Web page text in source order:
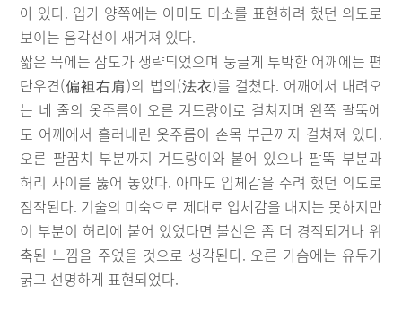
아 있다. 입가 양쪽에는 아마도 미소를 표현하려 했던 의도로
보이는 음각선이 새겨져 있다.
짧은 목에는 삼도가 생략되었으며 둥글게 투박한 어깨에는 편
단우견(偏袒右肩)의 법의(法衣)를 걸쳤다. 어깨에서 내려오
는 네 줄의 옷주름이 오른 겨드랑이로 걸쳐지며 왼쪽 팔뚝에
도 어깨에서 흘러내린 옷주름이 손목 부근까지 걸쳐져 있다.
오른 팔꿈치 부분까지 겨드랑이와 붙어 있으나 팔뚝 부분과
허리 사이를 뚫어 놓았다. 아마도 입체감을 주려 했던 의도로
짐작된다. 기술의 미숙으로 제대로 입체감을 내지는 못하지만
이 부분이 허리에 붙어 있었다면 불신은 좀 더 경직되거나 위
축된 느낌을 주었을 것으로 생각된다. 오른 가슴에는 유두가
굵고 선명하게 표현되었다.